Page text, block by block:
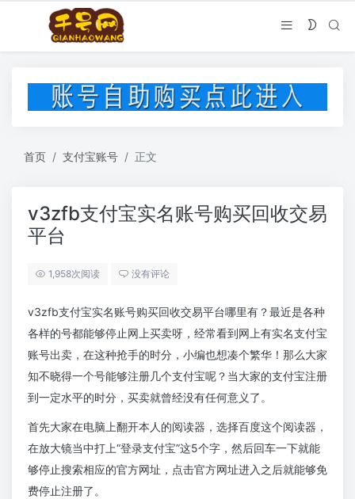
首页 支付宝账号 正文
v3zfb支付宝实名账号购买回收交易
平台
1,958次阅读 没有评论
v3zfb支付宝实名账号购买回收交易平台哪里有？最近是各种
各样的号都能够停止网上买卖呀，经常看到网上有实名支付宝
账号出卖，在这种抢手的时分，小编也想凑个繁华！那么大家
知不晓得一个号能够注册几个支付宝呢？当大家的支付宝注册
到一定水平的时分，买卖就曾经没有任何意义了。
首先大家在电脑上翻开本人的阅读器，选择百度这个阅读器，
在放大镜当中打上“登录支付宝”这5个字，然后回车一下就能
够停止搜索相应的官方网址，点击官方网址进入之后就能够免
费停止注册了。